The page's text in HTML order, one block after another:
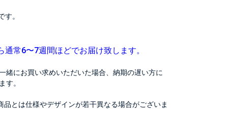
。
常6〜7週間ほどでお届け致します。
緒にお買い求めいただいた場合、納期の遅い方に
す。
とは仕様やデザインが若干異なる場合がございま